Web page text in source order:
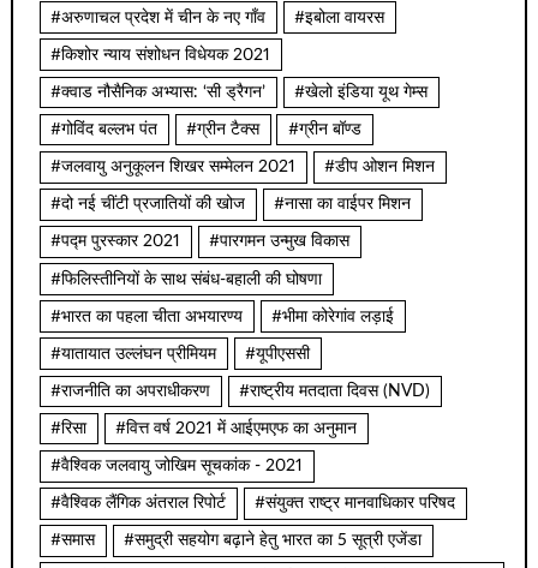
#अरुणाचल प्रदेश में चीन के नए गाँव #इबोला वायरस
#किशोर न्याय संशोधन विधेयक 2021
#क्वाड नौसैनिक अभ्यास: ‘सी ड्रैगन’ #खेलो इंडिया यूथ गेम्स
#गोविंद बल्लभ पंत #ग्रीन टैक्स #ग्रीन बॉण्ड
#जलवायु अनुकूलन शिखर सम्मेलन 2021 #डीप ओशन मिशन
#दो नई चींटी प्रजातियों की खोज #नासा का वाईपर मिशन
#पद्म पुरस्कार 2021 #पारगमन उन्मुख विकास
#फिलिस्तीनियों के साथ संबंध-बहाली की घोषणा
#भारत का पहला चीता अभयारण्य #भीमा कोरेगांव लड़ाई
#यातायात उल्लंघन प्रीमियम #यूपीएससी
#राजनीति का अपराधीकरण #राष्ट्रीय मतदाता दिवस (NVD)
#रिसा #वित्त वर्ष 2021 में आईएमएफ का अनुमान
#वैश्विक जलवायु जोखिम सूचकांक - 2021
#वैश्विक लैंगिक अंतराल रिपोर्ट #संयुक्त राष्ट्र मानवाधिकार परिषद
#समास #समुद्री सहयोग बढ़ाने हेतु भारत का 5 सूत्री एजेंडा